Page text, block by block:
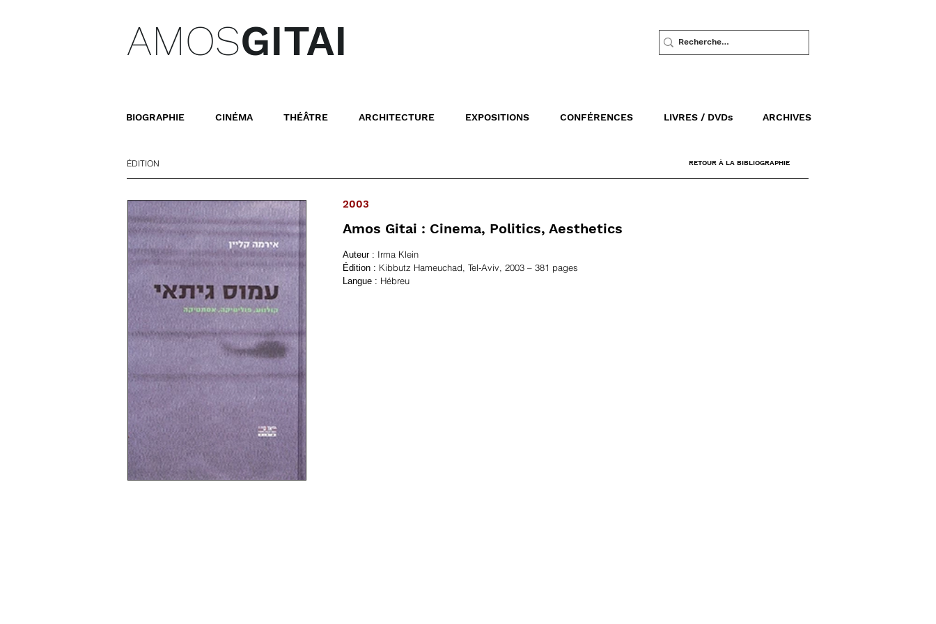
AMOSGITAI
BIOGRAPHIE CINÉMA THÉÂTRE ARCHITECTURE EXPOSITIONS CONFÉRENCES LIVRES / DVDs ARCHIVES
ÉDITION RETOUR À LA BIBLIOGRAPHIE
2003
Amos Gitai : Cinema, Politics, Aesthetics
Auteur : Irma Klein
Édition : Kibbutz Hameuchad, Tel-Aviv, 2003 – 381 pages
Langue : Hébreu